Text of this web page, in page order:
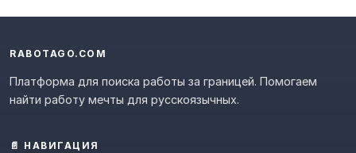
RABOTAGO.COM
Платформа для поиска работы за границей. Помогаем
найти работу мечты для русскоязычных.
📄 НАВИГАЦИЯ